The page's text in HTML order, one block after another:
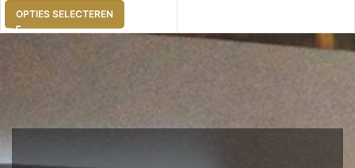
OPTIES SELECTEREN